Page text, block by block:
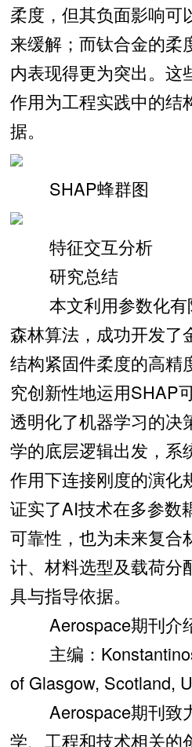
柔度，但其负面影响可
来缓解；而钛合金的柔
内表现得更为突出。这
作用为工程实践中的结
据。
SHAP蜂群图
特征交互分析
研究总结
本文利用参数化有
森林算法，成功开发了
结构紧固件柔度的高精
究创新性地运用SHAP
透明化了机器学习的决
学的底层逻辑出发，系
作用下连接刚度的演化
证实了AI技术在多参数
可靠性，也为未来复合
计、材料选型及载荷分
具与指导依据。
Aerospace期刊介
主编：
of Glasgow, Scotland,
Aerospace期刊致
学、工程和技术相关的